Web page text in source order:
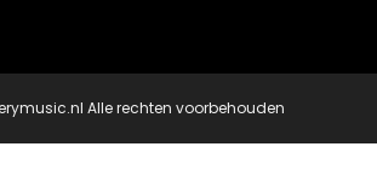
Alle rechten voorbehouden